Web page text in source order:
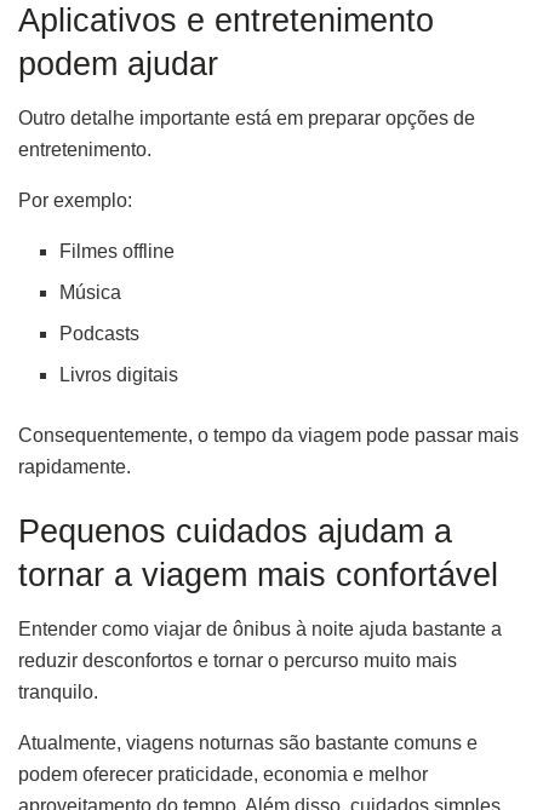
Aplicativos e entretenimento
podem ajudar
Outro detalhe importante está em preparar opções de
entretenimento.
Por exemplo:
Filmes offline
Música
Podcasts
Livros digitais
Consequentemente, o tempo da viagem pode passar mais
rapidamente.
Pequenos cuidados ajudam a
tornar a viagem mais confortável
Entender como viajar de ônibus à noite ajuda bastante a
reduzir desconfortos e tornar o percurso muito mais
tranquilo.
Atualmente, viagens noturnas são bastante comuns e
podem oferecer praticidade, economia e melhor
aproveitamento do tempo. Além disso, cuidados simples